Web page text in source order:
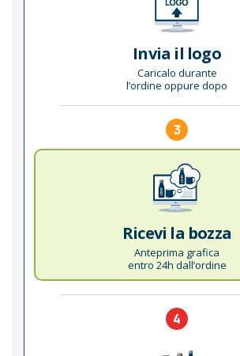
Invia il logo
Caricalo durante
l’ordine oppure dopo
3
Ricevi la bozza
Anteprima grafica
entro 24h dall’ordine
4